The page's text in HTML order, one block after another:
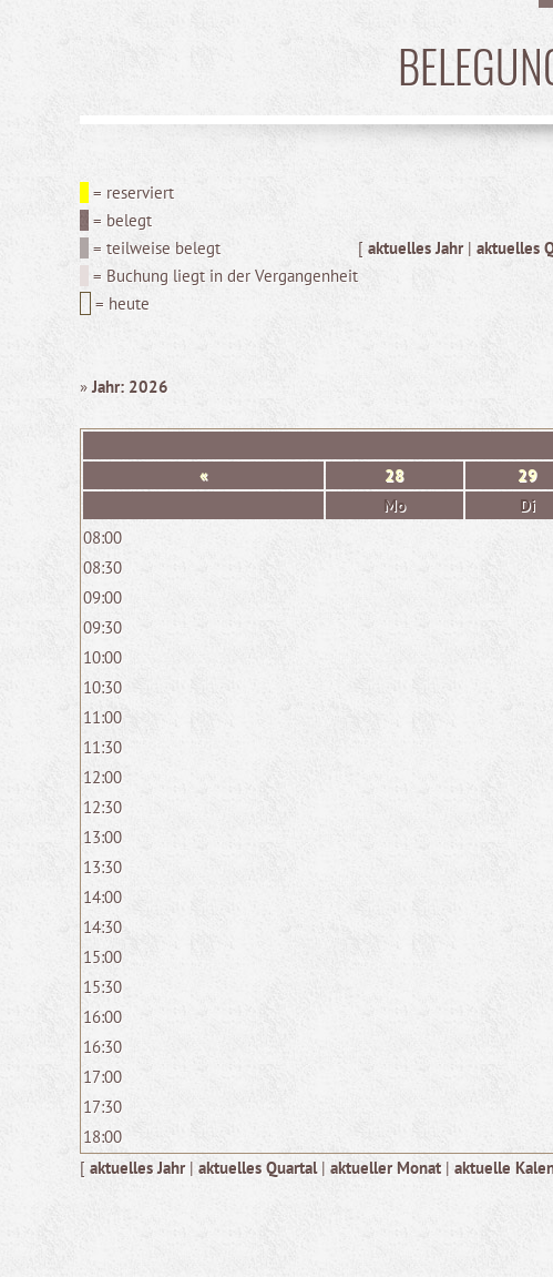
= reserviert
= belegt
= teilweise belegt
= Buchung liegt in der Vergangenheit
= heute
[ aktuelles Jahr| aktuelles
»Jahr: 2026
«
28 29
Mo
Di
08:00
08:30
09:00
09:30
10:00
10:30
11:00
11:30
12:00
12:30
13:00
13:30
14:00
14:30
15:00
15:30
16:00
16:30
17:00
17:30
18:00
[ aktuelles Jahr| aktuelles Quartal| aktueller Monat | aktuelle